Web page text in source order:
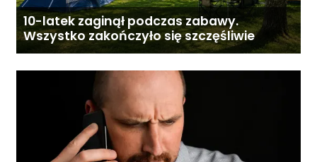
10-latek zaginął podczas zabawy.
Wszystko zakończyło się szczęśliwie